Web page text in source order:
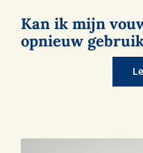
Kan ik mijn
opnieuw